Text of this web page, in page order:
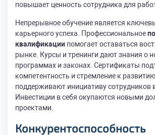
повышает ценность сотрудника для
Непрерывное обучение является
карьерного успеха. Профессиональное
квалификации помогает оставаться
рынке. Курсы и тренинги дают знания о
программах и законах. Сертификаты
компетентность и стремление к
поддерживают инициативу сотрудников
Инвестиции в себя окупаются новыми
проектами.
Конкурентоспособность